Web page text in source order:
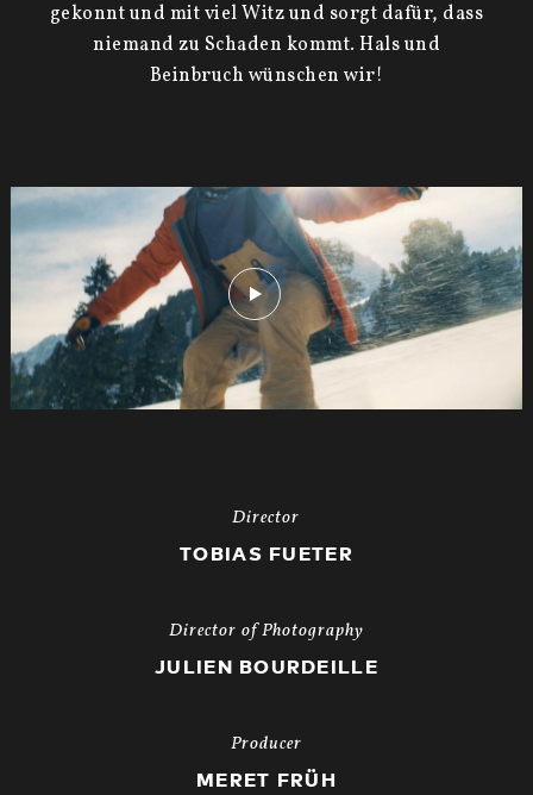
gekonnt und mit viel Witz und sorgt dafür, dass
niemand zu Schaden kommt. Hals und
Beinbruch wünschen wir!
Director
TOBIAS FUETER
Director of Photography
JULIEN BOURDEILLE
Producer
MERET FRÜH